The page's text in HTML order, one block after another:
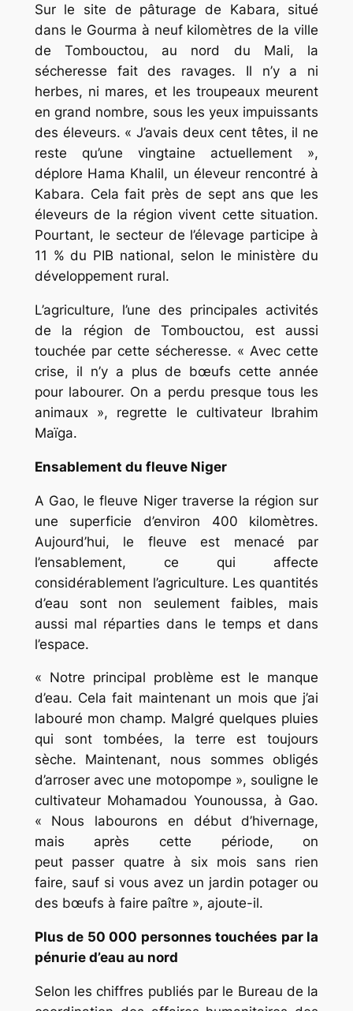
Sur le site de pâturage de Kabara, situé
dans le Gourma à neuf kilomètres de la ville
de Tombouctou, au nord du Mali, la
sécheresse fait des ravages. Il n’y a ni
herbes, ni mares, et les troupeaux meurent
en grand nombre, sous les yeux impuissants
des éleveurs. « J’avais deux cent têtes, il ne
reste qu’une vingtaine actuellement »,
déplore Hama Khalil, un éleveur rencontré à
Kabara. Cela fait près de sept ans que les
éleveurs de la région vivent cette situation.
Pourtant, le secteur de l’élevage participe à
11 % du PIB national, selon le ministère du
développement rural.
L’agriculture, l’une des principales activités
de la région de Tombouctou, est aussi
touchée par cette sécheresse. « Avec cette
crise, il n’y a plus de bœufs cette année
pour labourer. On a perdu presque tous les
animaux », regrette le cultivateur Ibrahim
Maïga.
Ensablement du fleuve Niger
A Gao, le fleuve Niger traverse la région sur
une superficie d’environ 400 kilomètres.
Aujourd’hui, le fleuve est menacé par
l’ensablement, ce qui affecte
considérablement l’agriculture. Les quantités
d’eau sont non seulement faibles, mais
aussi mal réparties dans le temps et dans
l’espace.
« Notre principal problème est le manque
d’eau. Cela fait maintenant un mois que j’ai
labouré mon champ. Malgré quelques pluies
qui sont tombées, la terre est toujours
sèche. Maintenant, nous sommes obligés
d’arroser avec une motopompe », souligne le
cultivateur Mohamadou Younoussa, à Gao.
« Nous labourons en début d’hivernage,
mais après cette période, on
peut passer quatre à six mois sans rien
faire, sauf si vous avez un jardin potager ou
des bœufs à faire paître », ajoute-il.
Plus de 50 000 personnes touchées par la
pénurie d’eau au nord
Selon les chiffres publiés par le Bureau de la